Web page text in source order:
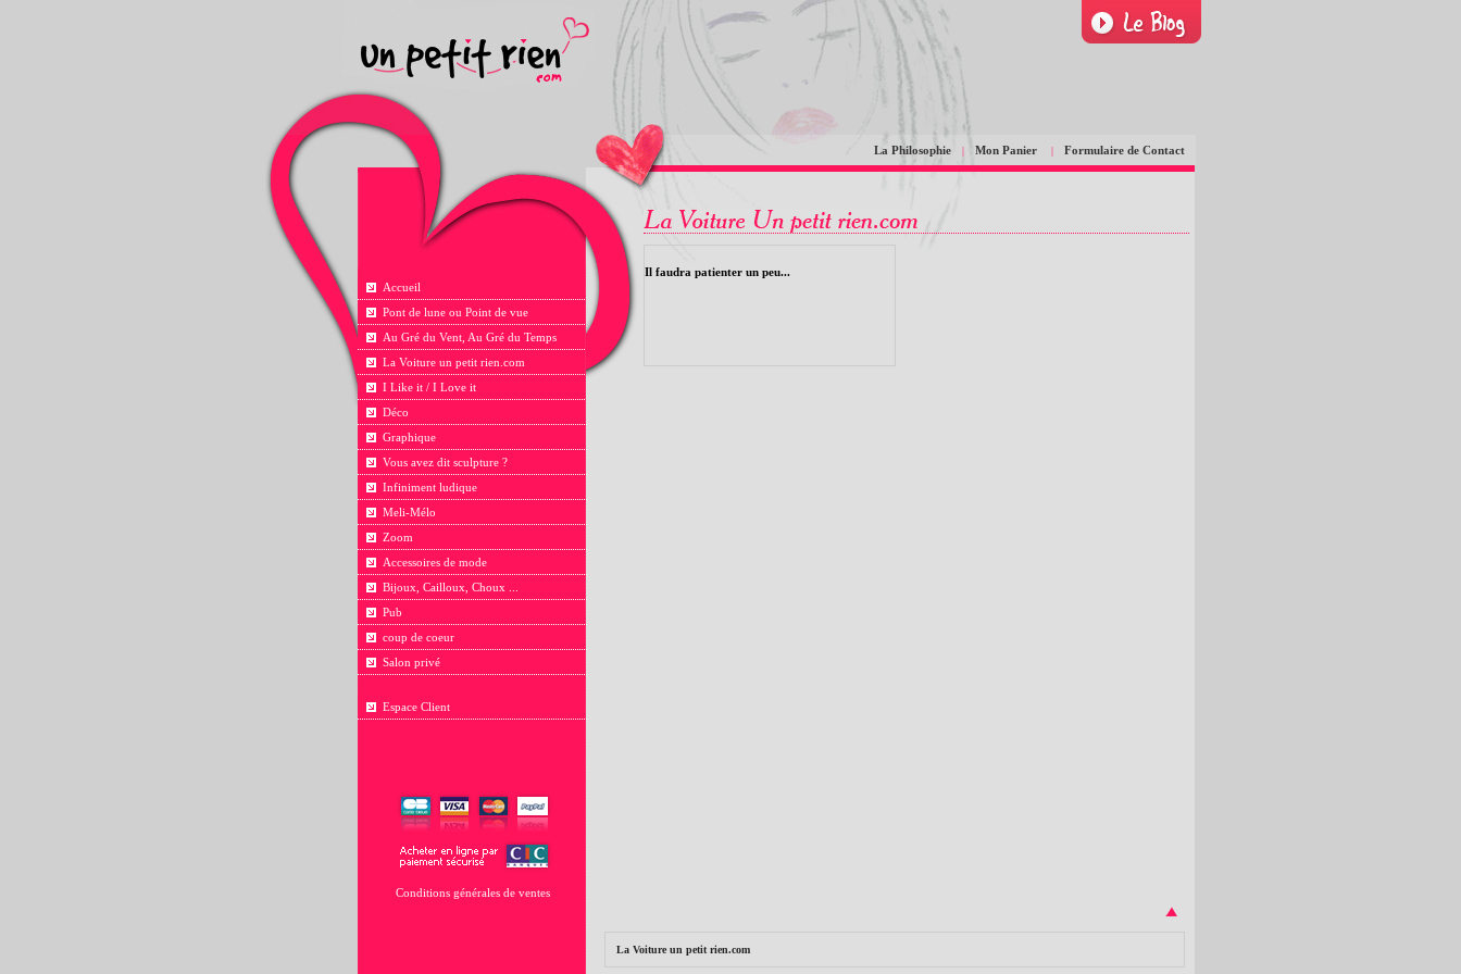
La Philosophie | Mon Panier | Formulaire de Contact
Accueil
Pont de lune ou Point de vue
Au Gré du Vent, Au Gré du Temps
La Voiture un petit rien.com
I Like it / I Love it
Déco
Graphique
Vous avez dit sculpture ?
Infiniment ludique
Meli-Mélo
Zoom
Accessoires de mode
Bijoux, Cailloux, Choux ...
Pub
coup de coeur
Salon privé
Espace Client
Conditions générales de ventes
Il faudra patienter un peu...
La Voiture un petit rien.com